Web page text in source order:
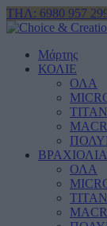
ΤΗΛ: 6980 957
Μάρτης
ΚΟΛΙΕ
ΟΛΑ
ΒΡΑΧΙΟΛΙΑ
ΟΛΑ